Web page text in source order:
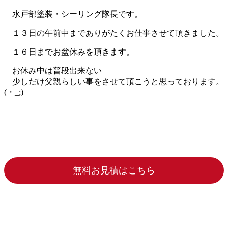
水戸部塗装・シーリング隊長です。
１３日の午前中までありがたくお仕事させて頂きました。
１６日までお盆休みを頂きます。
お休み中は普段出来ない
少しだけ父親らしい事をさせて頂こうと思っております。
(・_;)
無料お見積はこちら